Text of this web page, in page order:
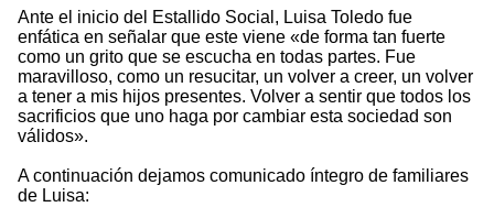
Ante el inicio del Estallido Social, Luisa Toledo fue
enfática en señalar que este viene «de forma tan fuerte
como un grito que se escucha en todas partes. Fue
maravilloso, como un resucitar, un volver a creer, un volver
a tener a mis hijos presentes. Volver a sentir que todos los
sacrificios que uno haga por cambiar esta sociedad son
válidos».
A continuación dejamos comunicado íntegro de familiares
de Luisa: